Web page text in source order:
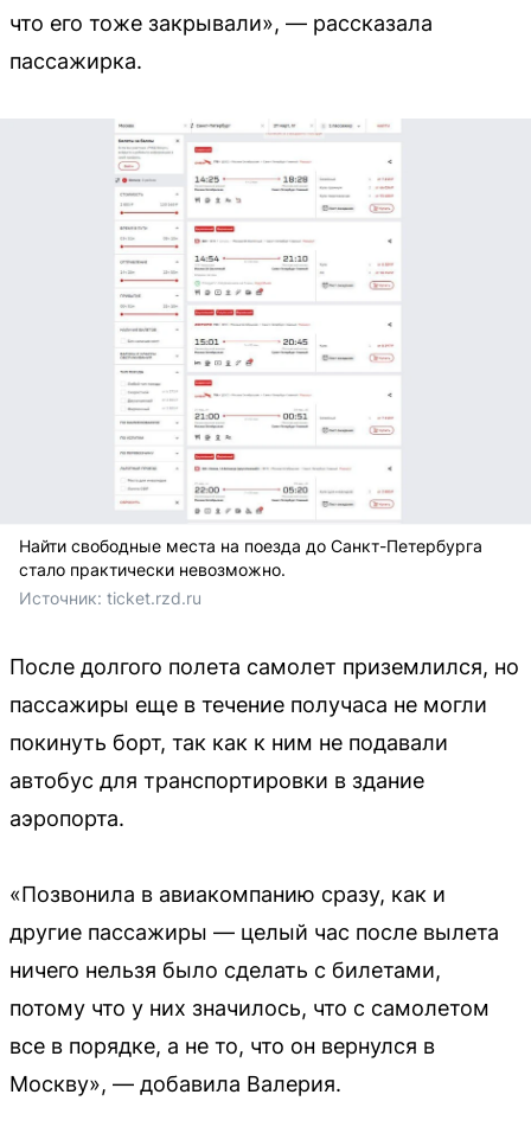
что его тоже закрывали», — рассказала
пассажирка.
Найти свободные места на поезда до Санкт-Петербурга
стало практически невозможно.
Источник: ticket.rzd.ru
После долгого полета самолет приземлился, но
пассажиры еще в течение получаса не могли
покинуть борт, так как к ним не подавали
автобус для транспортировки в здание
аэропорта.
«Позвонила в авиакомпанию сразу, как и
другие пассажиры — целый час после вылета
ничего нельзя было сделать с билетами,
потому что у них значилось, что с самолетом
все в порядке, а не то, что он вернулся в
Москву», — добавила Валерия.